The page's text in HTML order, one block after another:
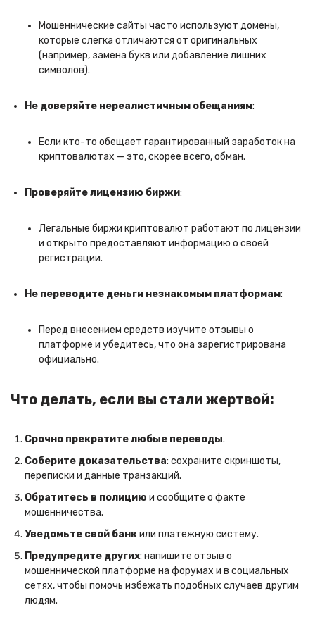
Мошеннические сайты часто используют домены,
которые слегка отличаются от оригинальных
(например, замена букв или добавление лишних
символов).
Не доверяйте нереалистичным обещаниям:
Если кто-то обещает гарантированный заработок на
криптовалютах — это, скорее всего, обман.
Проверяйте лицензию биржи:
Легальные биржи криптовалют работают по лицензии
и открыто предоставляют информацию о своей
регистрации.
Не переводите деньги незнакомым платформам:
Перед внесением средств изучите отзывы о
платформе и убедитесь, что она зарегистрирована
официально.
Что делать, если вы стали жертвой:
Срочно прекратите любые переводы.
Соберите доказательства: сохраните скриншоты,
переписки и данные транзакций.
Обратитесь в полицию и сообщите о факте
мошенничества.
Уведомьте свой банкили платежную систему.
Предупредите других: напишите отзыв о
мошеннической платформе на форумах и в социальных
сетях, чтобы помочь избежать подобных случаев другим
людям.